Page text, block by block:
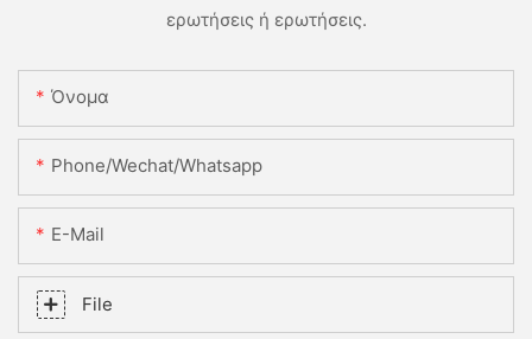
ερωτήσεις ή ερωτήσεις.
Όνομα
Phone/Wechat/Whatsapp
E-Mail
File